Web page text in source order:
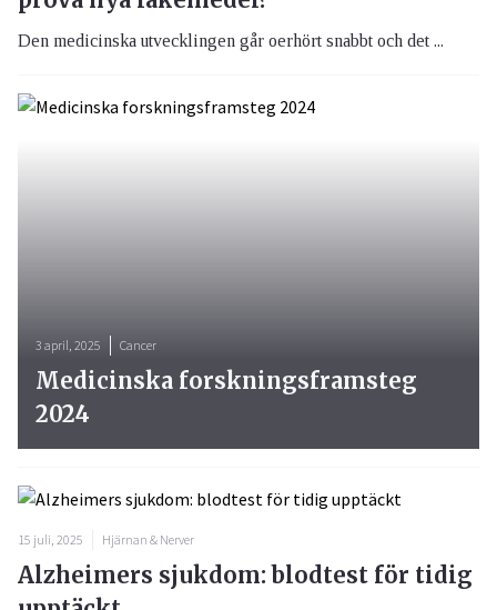
Den medicinska utvecklingen går oerhört snabbt och det ...
15 juli, 2025 Hjärnan & Nerver
Alzheimers sjukdom: blodtest för tidig
3 april, 2025 Cancer
Medicinska forskningsframsteg
2024